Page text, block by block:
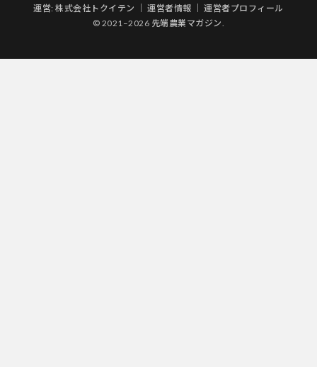
運営:株式会社トクイテン ｜運営者情報 ｜運営者プロフィール
© 2021–2026 先端農業マガジン.